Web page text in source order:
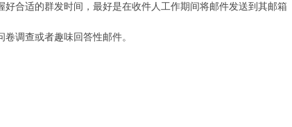
合适的群发时间，最好是在收件人工作期间将邮件发送到其邮箱
调查或者趣味回答性邮件。